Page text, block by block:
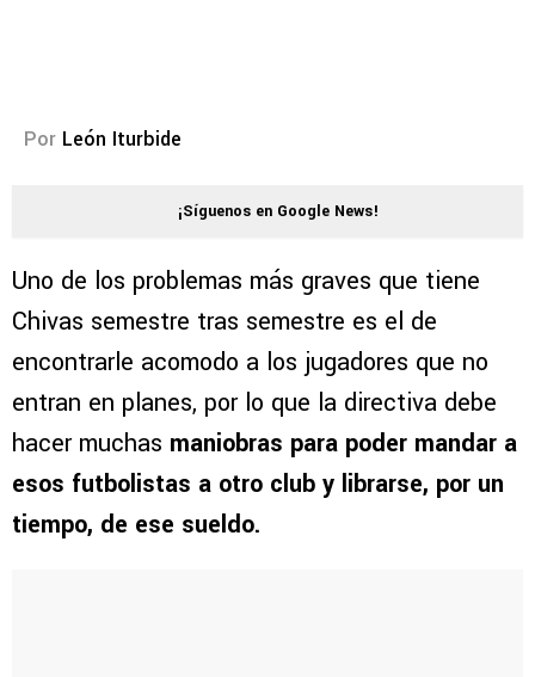
Por León Iturbide
¡Síguenos en Google News!
Uno de los problemas más graves que tiene
Chivas semestre tras semestre es el de
encontrarle acomodo a los jugadores que no
entran en planes, por lo que la directiva debe
hacer muchas maniobras para poder mandar a
esos futbolistas a otro club y librarse, por un
tiempo, de ese sueldo.